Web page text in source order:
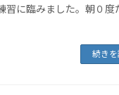
習に臨みました。朝０度
続き